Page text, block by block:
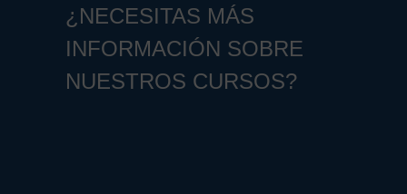
¿NECESITAS MÁS
INFORMACIÓN SOBRE
NUESTROS CURSOS?